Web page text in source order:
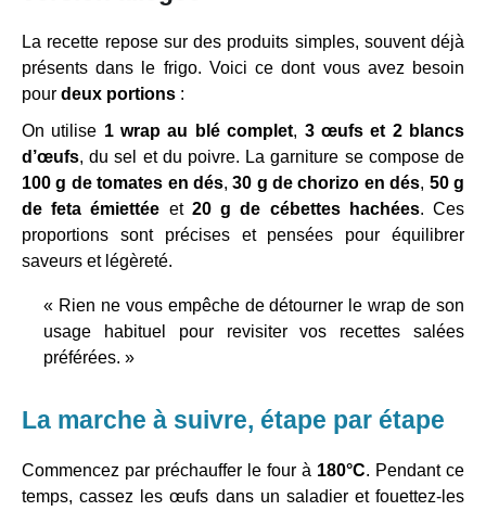
La recette repose sur des produits simples, souvent déjà
présents dans le frigo. Voici ce dont vous avez besoin
pour deux portions :
On utilise 1 wrap au blé complet, 3 œufs et 2 blancs
d’œufs, du sel et du poivre. La garniture se compose de
100 g de tomates en dés,30 g de chorizo en dés, 50 g
de feta émiettée et 20 g de cébettes hachées. Ces
proportions sont précises et pensées pour équilibrer
saveurs et légèreté.
« Rien ne vous empêche de détourner le wrap de son
usage habituel pour revisiter vos recettes salées
préférées. »
La marche à suivre, étape par étape
Commencez par préchauffer le four à 180°C. Pendant ce
temps, cassez les œufs dans un saladier et fouettez-les